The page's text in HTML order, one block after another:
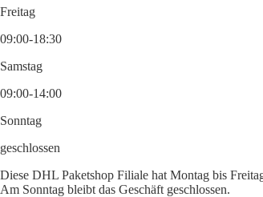
Freitag
09:00-18:30
Samstag
09:00-14:00
Sonntag
geschlossen
Diese DHL Paketshop Filiale hat Montag bis
Am Sonntag bleibt das Geschäft geschlossen.